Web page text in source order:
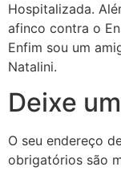
Hospitalizada.
afinco contra o
Enfim sou um
Natalini.
Deixe
O seu endereço
obrigatórios são